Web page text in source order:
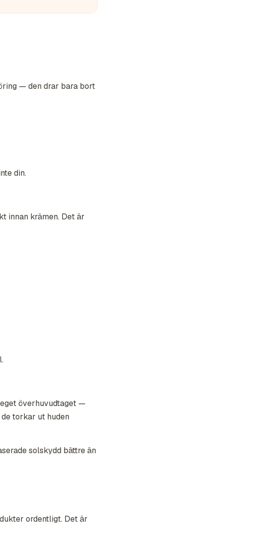
— den drar bara bort
din.
innan krämen. Det är
överhuvudtaget —
torkar ut huden
solskydd bättre än
ordentligt. Det är